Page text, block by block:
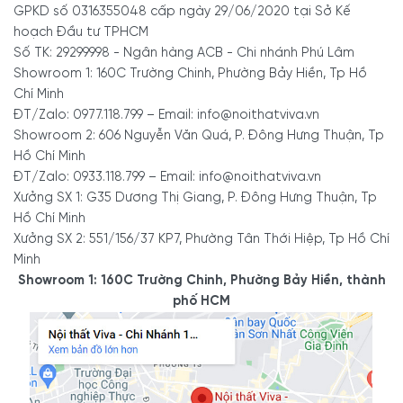
trữ đồ trang trí. Chiều cao tủ kệ tivi phòng khách hiện đại 70cm,
cao trên ghế sofa mang lại cảm giác thoải mái khi ngồi xem. Độ
rộng tủ tivi đẹp KTV-2549 lớn hơn tivi tạo sự cân bằng. Chiều
sâu của mẫu tủ kệ tivi phòng khách thích hợp với nhiều diện tích
căn phòng.
Chiều cao hợp lý góp phần tạo nên một không gian trang trí đẹp
mắt. Dùng được cho cả người già, người lớn và trẻ nhỏ.
Công năng sử dụng
Mang đến không gian sống đẳng cấp, mẫu tủ tivi phòng
khách hướng đến sự tối giản trong thiết kế, nổi bật sự vững chãi,
riêng biệt, tôn lên phong cách riêng như chính chủ nhân của nó.
Đặt tủ tivi phòng khách đúng vị trí trong không gian sẽ giúp hoàn
thiện kiến trúc căn phòng thêm phần hợp lý, đẹp mắt, rộng rãi và
GPKD số 0316355048 cấp ngày 29/06/2020 tại Sở Kế
hoạch Đầu tư TPHCM
Số TK: 29299998 - Ngân hàng ACB - Chi nhánh Phú Lâm
Showroom 1: 160C Trường Chinh, Phường Bảy Hiền, Tp Hồ
Chí Minh
ĐT/Zalo: 0977.118.799 – Email: info@noithatviva.vn
Showroom 2: 606 Nguyễn Văn Quá, P. Đông Hưng Thuận, Tp
Hồ Chí Minh
ĐT/Zalo: 0933.118.799 – Email: info@noithatviva.vn
Xưởng SX 1: G35 Dương Thị Giang, P. Đông Hưng Thuận, Tp
Hồ Chí Minh
Xưởng SX 2: 551/156/37 KP7, Phường Tân Thới Hiệp, Tp Hồ Chí
Minh
Showroom 1: 160C Trường Chinh, Phường Bảy Hiền, thành
phố HCM